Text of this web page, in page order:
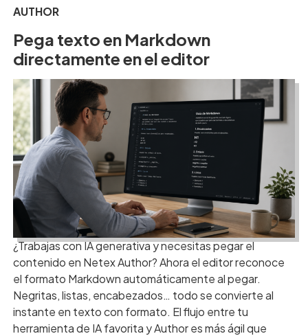
AUTHOR
Pega texto en Markdown
directamente en el editor
¿Trabajas con IA generativa y necesitas pegar el
contenido en Netex Author? Ahora el editor reconoce
el formato Markdown automáticamente al pegar.
Negritas, listas, encabezados… todo se convierte al
instante en texto con formato. El flujo entre tu
herramienta de IA favorita y Author es más ágil que